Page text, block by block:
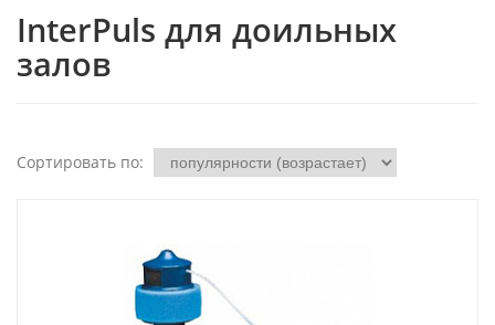
InterPuls для доильных
залов
Сортировать по: